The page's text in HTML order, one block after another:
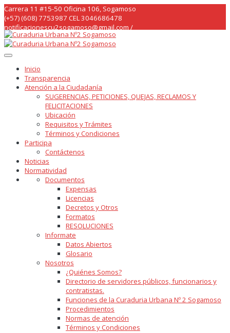
Skip
to
content
Carrera 11 #15-50 Oficina 106, Sogamoso
(+57) (608) 7753987 CEL 3046686478
notificacionescu2sogamoso@gmail.com /
curaduria2sogamoso@gmail.com /
Inicio
Transparencia
Atención a la Ciudadanía
SUGERENCIAS, PETICIONES, QUEJAS, RECLAMOS Y
FELICITACIONES
Ubicación
Requisitos y Trámites
Términos y Condiciones
Participa
Contáctenos
Noticias
Normatividad
Documentos
Expensas
Licencias
Decretos y Otros
Formatos
RESOLUCIONES
Informate
Datos Abiertos
Glosario
Nosotros
¿Quiénes Somos?
Directorio de servidores públicos, funcionarios y
contratistas.
Funciones de la Curaduria Urbana Nº 2 Sogamoso
Procedimientos
Normas de atención
Términos y Condiciones